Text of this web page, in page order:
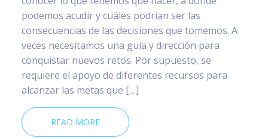
podemos acudir y cuáles podrían ser las
consecuencias de las decisiones que tomemos. A
veces necesitamos una guía y dirección para
conquistar nuevos retos. Por supuesto, se
requiere el apoyo de diferentes recursos para
alcanzar las metas que […]
READ MORE